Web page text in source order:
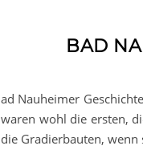
BAD
ad Nauheimer
waren wohl die ersten,
die Gradierbauten,